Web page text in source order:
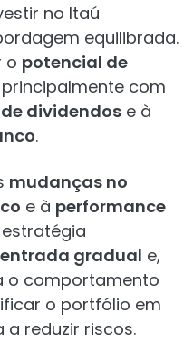
no Itaú
equilibrada.
o potencial de
principalmente com
dividendos e à
.
mudanças no
e à performance
estratégia
entrada gradual e,
o comportamento
o portfólio em
a reduzir riscos.